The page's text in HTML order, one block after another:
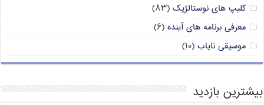
کلیپ های نوستالژیک (۸۳)
معرفی برنامه های آینده (۶)
موسیقی نایاب (۱۰)
بیشترین بازدید